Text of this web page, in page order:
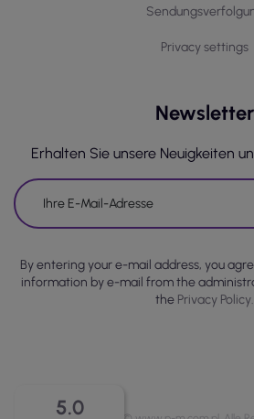
Privacy settings
Newsletter
Erhalten Sie unsere Neuigkeiten
By entering your e-mail address, you
information by e-mail from the
the Privacy Policy.
5.0